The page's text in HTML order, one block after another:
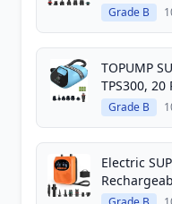
Grade B
TOPUMP
TPS300, 20
Grade B
Electric